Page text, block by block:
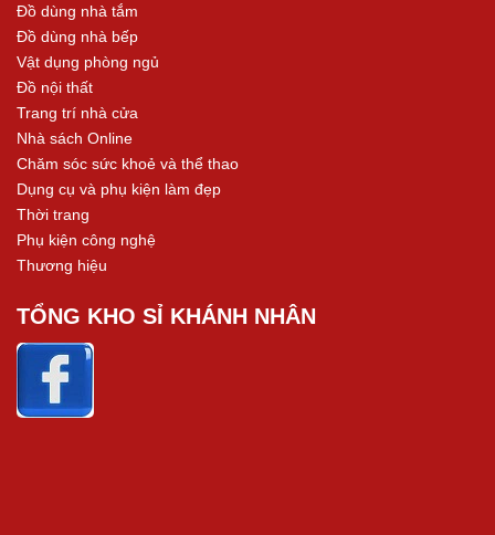
Đồ dùng nhà tắm
Đồ dùng nhà bếp
Vật dụng phòng ngủ
Đồ nội thất
Trang trí nhà cửa
Nhà sách Online
Chăm sóc sức khoẻ và thể thao
Dụng cụ và phụ kiện làm đẹp
Thời trang
Phụ kiện công nghệ
Thương hiệu
TỔNG KHO SỈ KHÁNH NHÂN